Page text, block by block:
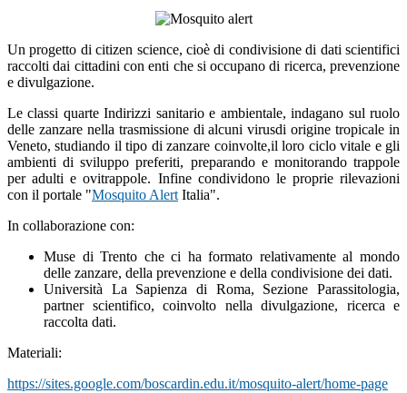
Un progetto di citizen science, cioè di condivisione di dati scientifici
raccolti dai cittadini con enti che si occupano di ricerca, prevenzione
e divulgazione.
Le classi quarte Indirizzi sanitario e ambientale, indagano sul ruolo
delle zanzare nella trasmissione di alcuni virusdi origine tropicale in
Veneto, studiando il tipo di zanzare coinvolte,il loro ciclo vitale e gli
ambienti di sviluppo preferiti, preparandoe monitorando trappole
per adulti e ovitrappole. Infine condividono le proprie rilevazioni
con il portale "Mosquito Alert Italia".
In collaborazione con:
Muse di Trento che ci ha formato relativamente al mondo
delle zanzare, della prevenzione e della condivisione dei dati.
Università La Sapienza di Roma, Sezione Parassitologia,
partner scientifico, coinvolto nella divulgazione, ricerca e
raccolta dati.
Materiali:
https://sites.google.com/boscardin.edu.it/mosquito-alert/home-page